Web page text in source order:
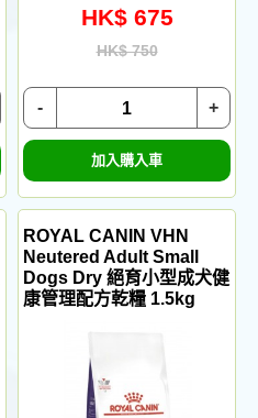
HK$ 675
HK$ 750
+
-
加入購入車
ROYAL CANIN VHN
Neutered Adult Small
Dogs Dry 絕育小型成犬健
康管理配方乾糧 1.5kg